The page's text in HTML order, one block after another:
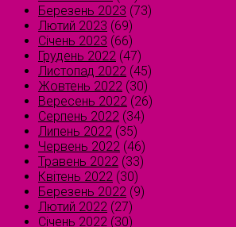
Березень 2023 (73)
Лютий 2023 (69)
Січень 2023 (66)
Грудень 2022 (47)
Листопад 2022 (45)
Жовтень 2022 (30)
Вересень 2022 (26)
Серпень 2022 (34)
Липень 2022 (35)
Червень 2022 (46)
Травень 2022 (33)
Квітень 2022 (30)
Березень 2022 (9)
Лютий 2022 (27)
Січень 2022 (30)